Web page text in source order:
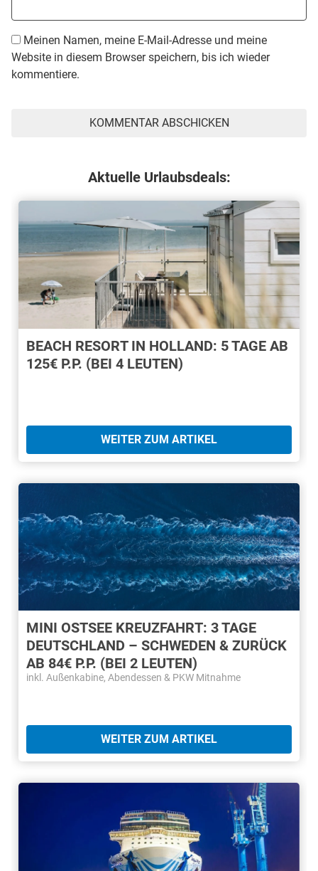
Meinen Namen, meine E-Mail-Adresse und meine
Website in diesem Browser speichern, bis ich wieder
kommentiere.
Aktuelle Urlaubsdeals:
BEACH RESORT IN HOLLAND: 5 TAGE AB
125€ P.P. (BEI 4 LEUTEN)
WEITER ZUM ARTIKEL
MINI OSTSEE KREUZFAHRT: 3 TAGE
DEUTSCHLAND – SCHWEDEN & ZURÜCK
AB 84€ P.P. (BEI 2 LEUTEN)
inkl. Außenkabine, Abendessen & PKW Mitnahme
WEITER ZUM ARTIKEL